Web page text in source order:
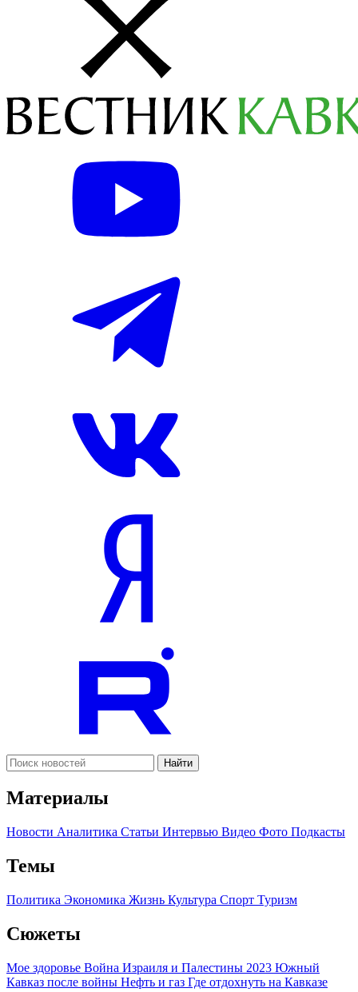
Найти
Материалы
Новости Аналитика Статьи Интервью Видео Фото Подкасты
Темы
Политика Экономика Жизнь Культура Спорт Туризм
Сюжеты
Мое здоровье Война Израиля и Палестины 2023 Южный
Кавказ после войны Нефть и газ Где отдохнуть на Кавказе